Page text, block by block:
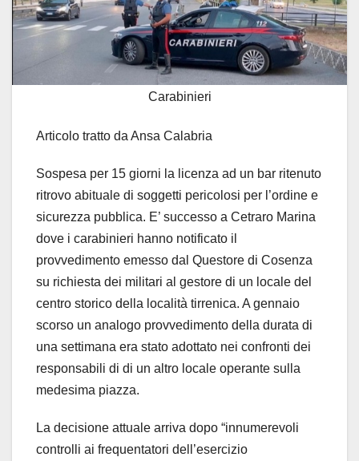
Carabinieri
Articolo tratto da Ansa Calabria
Sospesa per 15 giorni la licenza ad un bar ritenuto
ritrovo abituale di soggetti pericolosi per l’ordine e
sicurezza pubblica. E’ successo a Cetraro Marina
dove i carabinieri hanno notificato il
provvedimento emesso dal Questore di Cosenza
su richiesta dei militari al gestore di un locale del
centro storico della località tirrenica. A gennaio
scorso un analogo provvedimento della durata di
una settimana era stato adottato nei confronti dei
responsabili di di un altro locale operante sulla
medesima piazza.
La decisione attuale arriva dopo “innumerevoli
controlli ai frequentatori dell’esercizio